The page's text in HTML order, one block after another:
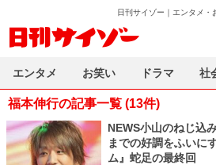
日刊サイゾー｜エンタメ・
福本伸行の記事一覧 (13件)
NEWS小山のねじ込
までの好調をふいに
ム』蛇足の最終回
エンタメ お笑い ドラマ 社